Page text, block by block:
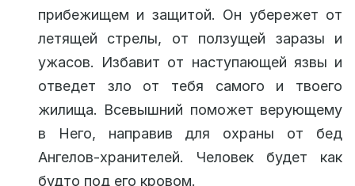
прибежищем и защитой. Он убережет от
летящей стрелы, от ползущей заразы и
ужасов. Избавит от наступающей язвы и
отведет зло от тебя самого и твоего
жилища. Всевышний поможет верующему
в Него, направив для охраны от бед
Ангелов-хранителей. Человек будет как
будто под его кровом.